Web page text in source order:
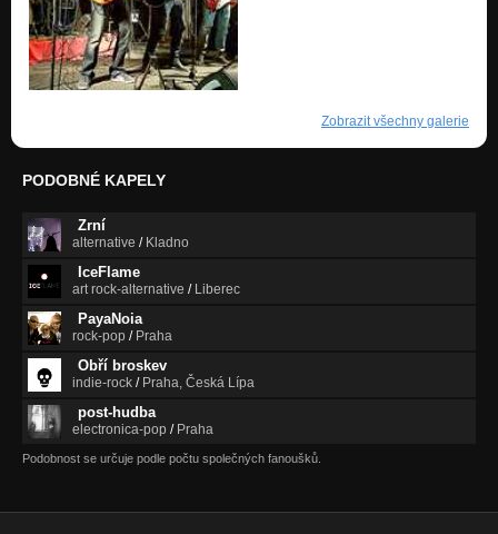
Zobrazit všechny galerie
PODOBNÉ KAPELY
Zrní
alternative / Kladno
IceFlame
art rock-alternative / Liberec
PayaNoia
rock-pop / Praha
Obří broskev
indie-rock / Praha, Česká Lípa
post-hudba
electronica-pop / Praha
Podobnost se určuje podle počtu společných fanoušků.